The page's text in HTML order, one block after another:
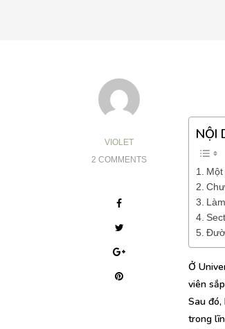
VIOLET
2 COMMENTS
NỘI
Ở
viên
Sau
trong